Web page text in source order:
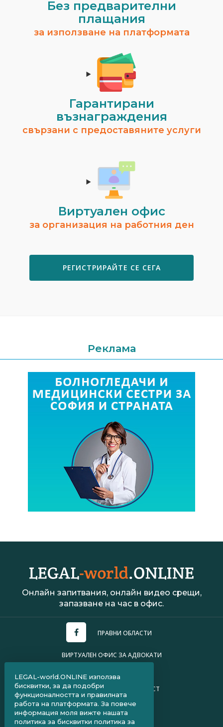
Без предварителни
плащания
за използване на платформата
Гарантирани
възнаграждения
свързани с предоставяните услуги
Виртуален офис
за организация на работния ден
РЕГИСТРИРАЙТЕ СЕ СЕГА
Реклама
Онлайн запитвания, онлайн видео срещи,
запазване на час в офис.
ПРАВНИ ОБЛАСТИ
ВИРТУАЛЕН ОФИС ЗА АДВОКАТИ
ПОЛИТИКА ЗА ПОВЕРИТЕЛНОСТ
ЧЗВ ЗА КЛИЕНТИ
ЧЗВ ЗА АДВОКАТИ
LEGAL-world.ONLINE използва
бисквитки, за да подобри
функционалността и правилната
работа на платформата. За повече
информация моля вижте нашата
политика за бисквитки политика за